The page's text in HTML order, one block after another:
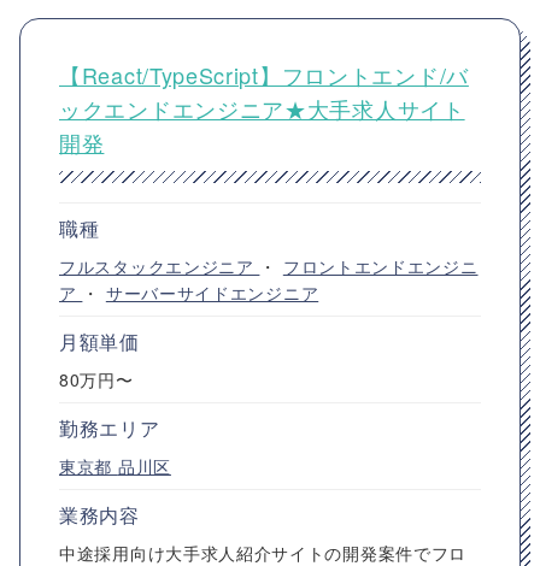
【React/TypeScript】フロントエンド/バ
ックエンドエンジニア★大手求人サイト
開発
職種
フルスタックエンジニア ・ フロントエンドエンジニ
ア ・ サーバーサイドエンジニア
月額単価
80万円〜
勤務エリア
東京都 品川区
業務内容
中途採用向け大手求人紹介サイトの開発案件でフロ